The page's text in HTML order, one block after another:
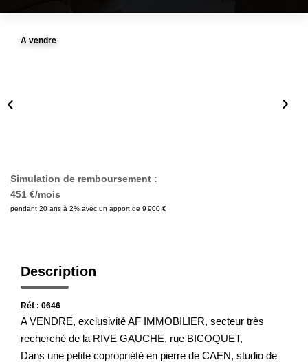
A vendre
Simulation de remboursement :
451 €/mois
pendant 20 ans à 2% avec un apport de 9 900 €
Description
Réf : 0646
A VENDRE, exclusivité AF IMMOBILIER, secteur très
recherché de la RIVE GAUCHE, rue BICOQUET,
Dans une petite copropriété en pierre de CAEN, studio de